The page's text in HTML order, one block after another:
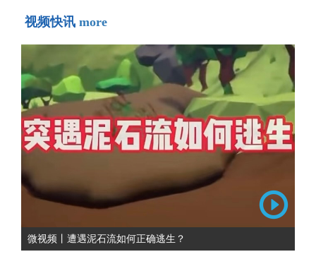
视频快讯 more
微视频丨遭遇泥石流如何正确逃生？